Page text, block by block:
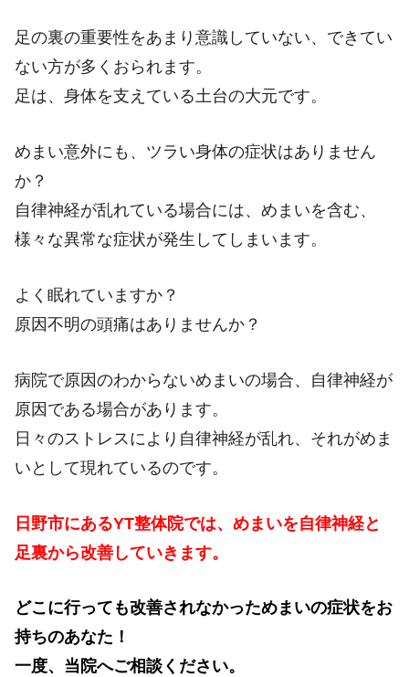
足の裏の重要性をあまり意識していない、できてい
ない方が多くおられます。
足は、身体を支えている土台の大元です。
めまい意外にも、ツラい身体の症状はありません
か？
自律神経が乱れている場合には、めまいを含む、
様々な異常な症状が発生してしまいます。
よく眠れていますか？
原因不明の頭痛はありませんか？
病院で原因のわからないめまいの場合、自律神経が
原因である場合があります。
日々のストレスにより自律神経が乱れ、それがめま
いとして現れているのです。
日野市にあるYT整体院では、めまいを自律神経と
足裏から改善していきます。
どこに行っても改善されなかっためまいの症状をお
持ちのあなた！
一度、当院へご相談ください。